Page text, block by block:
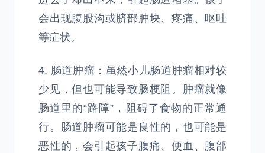
会出现腹股沟或脐部肿块、疼痛、呕吐
等症状。
4. 肠道肿瘤：虽然小儿肠道肿瘤相对较
少见，但也可能导致肠梗阻。肿瘤就像
肠道里的“路障”，阻碍了食物的正常通
行。肠道肿瘤可能是良性的，也可能是
恶性的，会引起孩子腹痛、便血、腹部